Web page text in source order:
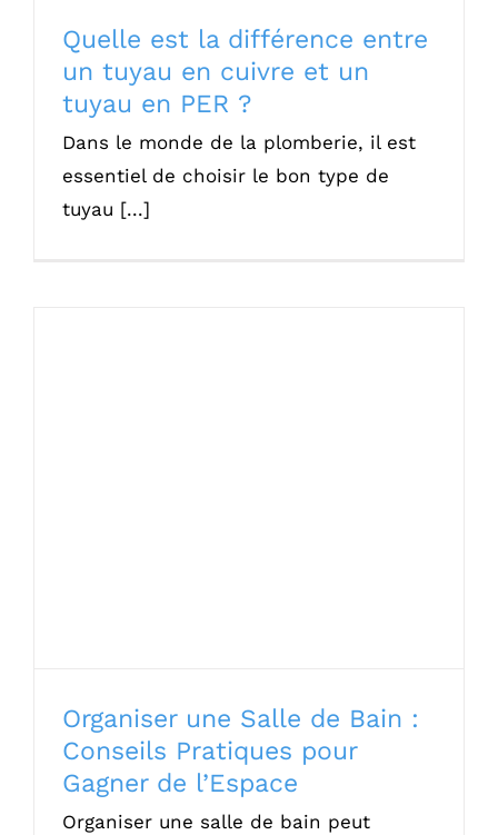
Quelle est la différence entre
un tuyau en cuivre et un
tuyau en PER ?
Dans le monde de la plomberie, il est
essentiel de choisir le bon type de
tuyau [...]
Organiser une Salle de Bain :
Conseils Pratiques pour
Gagner de l’Espace
Organiser une salle de bain peut